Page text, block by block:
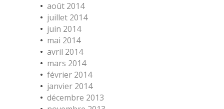
août 2014
juillet 2014
juin 2014
mai 2014
avril 2014
mars 2014
février 2014
janvier 2014
décembre 2013